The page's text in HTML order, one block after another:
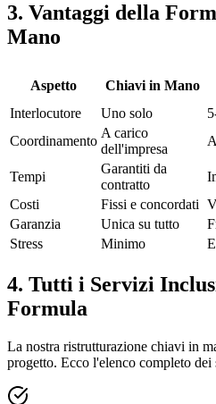
3. Vantaggi della
Mano
Aspetto Chiavi in Mano
Interlocutore
Uno solo
Coordinamento
A carico
dell'impresa
Tempi
Garantiti da
contratto
Costi
Fissi e concordati
Garanzia
Unica su tutto
Stress
Minimo
4. Tutti i Servizi
Formula
La nostra ristrutturazione chiavi in
progetto. Ecco l'elenco completo